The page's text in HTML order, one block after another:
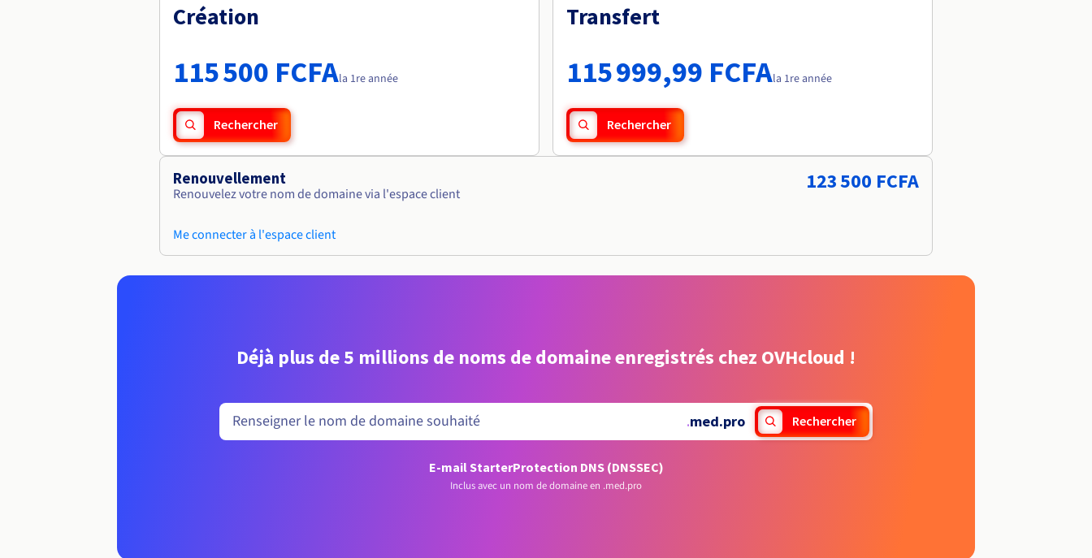
Création
115 500 FCFAla 1re année
Rechercher
Transfert
115 999,99 FCFAla 1re année
Rechercher
Renouvellement
Renouvelez votre nom de domaine via l'espace client
Me connecter à l'espace client
123 500 FCFA
Déjà plus de 5 millions de noms de domaine enregistrés chez OVHcloud !
.med.pro Rechercher
E-mail StarterProtection DNS (DNSSEC)
Inclus avec un nom de domaine en .med.pro